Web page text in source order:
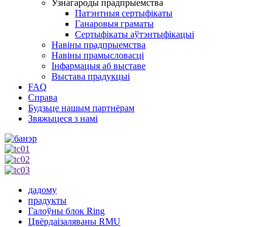
Узнагароды прадпрыемства
Патэнтныя сертыфікаты
Ганаровыя граматы
Сертыфікаты аўтэнтыфікацыі
Навіны прадпрыемства
Навіны прамысловасці
Інфармацыя аб выставе
Выстава прадукцыі
FAQ
Справа
Будзьце нашым партнёрам
Звяжыцеся з намі
дадому
прадукты
Галоўны блок Ring
Цвёрдаізаляваны RMU